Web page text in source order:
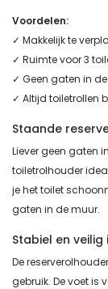
Voordelen:
✓ Makkelijk te
✓ Ruimte voor 3
✓ Geen gaten in
✓ Altijd toiletrollen
Staande
Liever geen gaten
toiletrolhouder
je het toilet
gaten in de muur.
Stabiel en veilig
De
gebruik. De voet is